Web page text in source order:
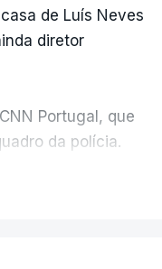
de Luís Neves
diretor
Portugal, que
da polícia.